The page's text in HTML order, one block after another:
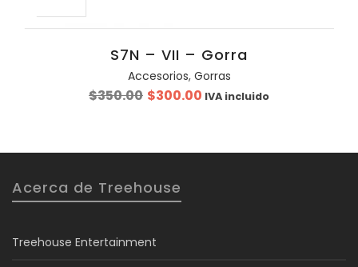
S7N – VII – Gorra
Accesorios, Gorras
$350.00 Original
$300.00 Current
IVA incluido
Acerca de Treehouse
Treehouse Entertainment